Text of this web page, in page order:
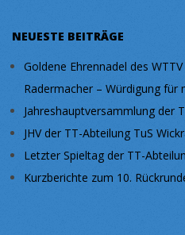
NEUESTE BEITRÄGE
Goldene Ehrennadel des
Radermacher – Würdigung für
Jahreshauptversammlung der
JHV der TT-Abteilung TuS
Letzter Spieltag der TT-
Kurzberichte zum 10.